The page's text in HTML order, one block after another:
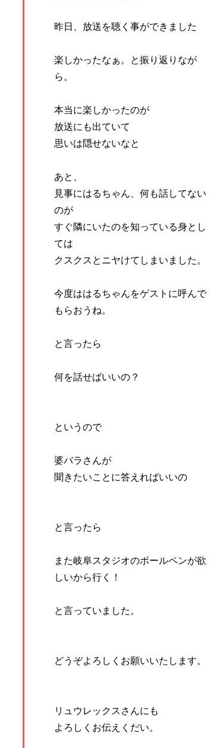
昨日、放送を聴く事ができました
楽しかったなぁ。と振り返りなが
ら。
本当に楽しかったのが
放送にも出ていて
思いは隠せないなと
あと、
見事にはるちゃん、何も話してない
のが
すぐ隣にいたのを知っている身とし
ては
クスクスとニヤけてしまいました。
今度ははるちゃんをゲストに呼んで
もらおうね。
と言ったら
何を話せばいいの？
というので
婆バラさんが
聞きたいことに答えればいいの
と言ったら
また岐阜スタジオのボールペンが欲
しいから行く！
と言っていました。
どうぞよろしくお願いいたします。
リュウレックスさんにも
よろしくお伝えくだい。